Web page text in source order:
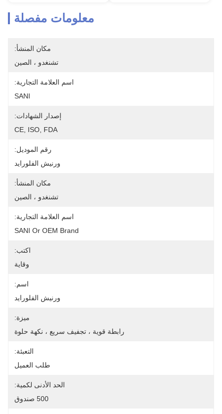
معلومات مفصلة
مكان المنشأ:
تشنغدو ، الصين
اسم العلامة التجارية:
SANI
إصدار الشهادات:
CE, ISO, FDA
رقم الموديل:
ورنيش الفلورايد
مكان المنشأ:
تشنغدو ، الصين
اسم العلامة التجارية:
SANI Or OEM Brand
اكتب:
وقاية
اسم:
ورنيش الفلورايد
ميزة:
رابطة قوية ، تجفيف سريع ، نكهة حلوة
التعبئة:
طلب العميل
الحد الأدنى لكمية:
500 صندوق